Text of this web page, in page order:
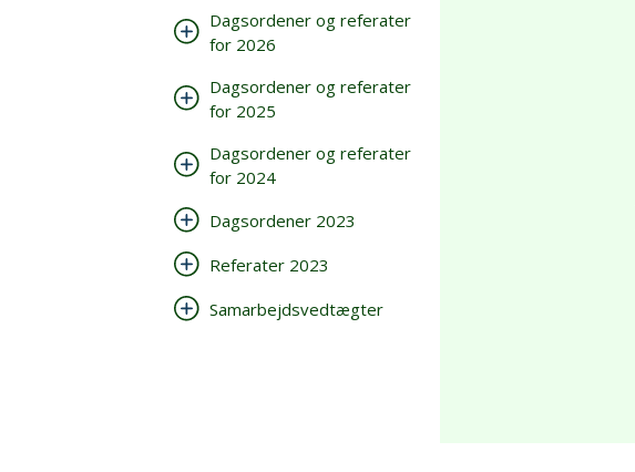
Dagsordener og referater
for 2026
Dagsordener og referater
for 2025
Dagsordener og referater
for 2024
Dagsordener 2023
Referater 2023
Samarbejdsvedtægter